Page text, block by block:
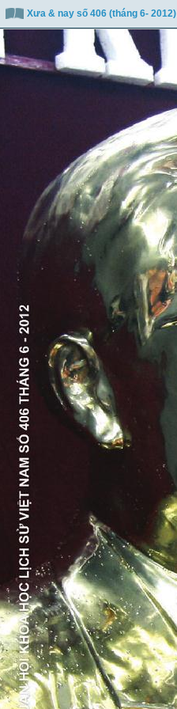
Xưa & nay số 406 (tháng 6- 2012)